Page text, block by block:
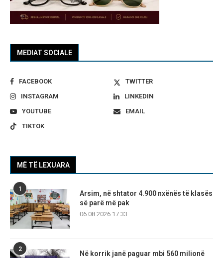
MEDIAT SOCIALE
FACEBOOK
TWITTER
INSTAGRAM
LINKEDIN
YOUTUBE
EMAIL
TIKTOK
MË TË LEXUARA
1
Arsim, në shtator 4.900 nxënës të klasës
së parë më pak
06.08.2026 17:33
2
Në korrik janë paguar mbi 560 milionë